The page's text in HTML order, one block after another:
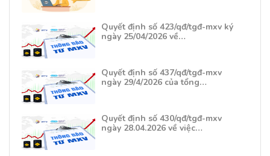
Quyết định số 423/qđ/tgđ-mxv ký
ngày 25/04/2026 về…
Quyết định số 437/qđ/tgđ-mxv
ngày 29/4/2026 của tổng…
Quyết định số 430/qđ/tgđ-mxv
ngày 28.04.2026 về việc…